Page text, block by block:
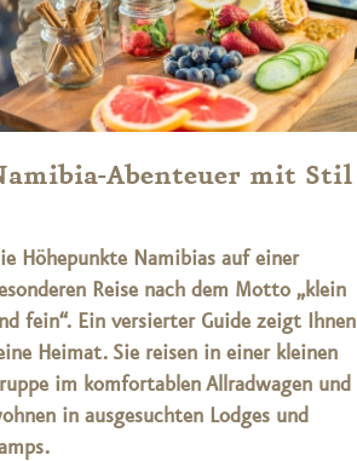
Abenteuer mit Stil
Höhepunkte Namibias auf einer
Reise nach dem Motto „klein
fein“. Ein versierter Guide zeigt Ihnen
Heimat. Sie reisen in einer kleinen
im komfortablen Allradwagen und
in ausgesuchten Lodges und